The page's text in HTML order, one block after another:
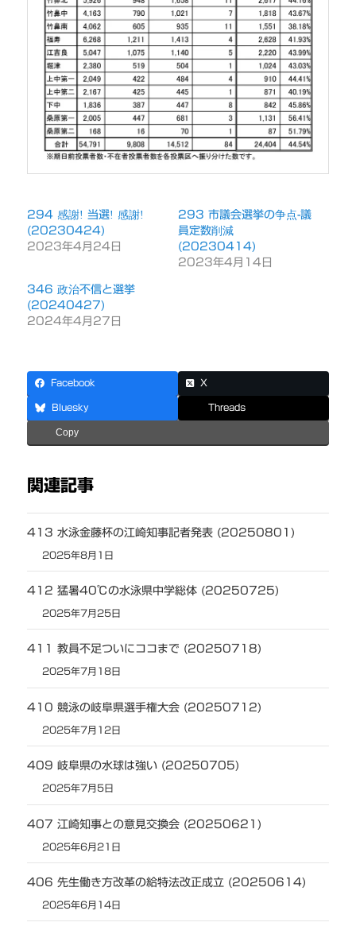
294 感謝! 当選! 感謝!
(20230424)
2023年4月24日
293 市議会選挙の争点-議
員定数削減
(20230414)
2023年4月14日
346 政治不信と選挙
(20240427)
2024年4月27日
Facebook X
Bluesky Threads
Copy
関連記事
413 水泳金藤杯の江崎知事記者発表 (20250801)
2025年8月1日
412 猛暑40℃の水泳県中学総体 (20250725)
2025年7月25日
411 教員不足ついにココまで (20250718)
2025年7月18日
410 競泳の岐阜県選手権大会 (20250712)
2025年7月12日
409 岐阜県の水球は強い (20250705)
2025年7月5日
407 江崎知事との意見交換会 (20250621)
2025年6月21日
406 先生働き方改革の給特法改正成立 (20250614)
2025年6月14日